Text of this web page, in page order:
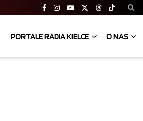
PORTALE RADIA KIELCE O NAS